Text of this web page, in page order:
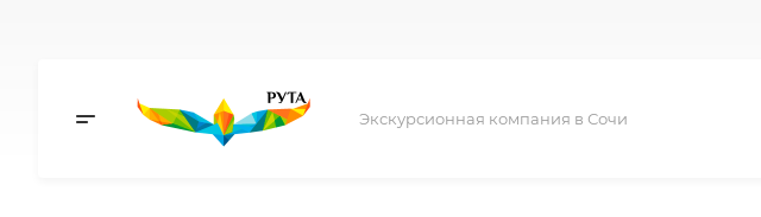
Экскурсионная компания в Сочи